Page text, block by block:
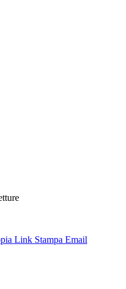
Link Stampa Email